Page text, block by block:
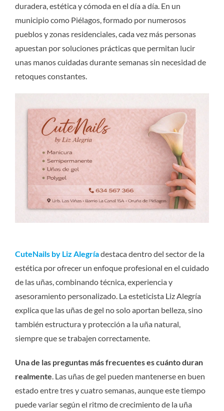
duradera, estética y cómoda en el día a día. En un
municipio como Piélagos, formado por numerosos
pueblos y zonas residenciales, cada vez más personas
apuestan por soluciones prácticas que permitan lucir
unas manos cuidadas durante semanas sin necesidad de
retoques constantes.
CuteNails by Liz Alegríadestaca dentro del sector de la
estética por ofrecer un enfoque profesional en el cuidado
de las uñas, combinando técnica, experiencia y
asesoramiento personalizado. La esteticista Liz Alegría
explica que las uñas de gel no solo aportan belleza, sino
también estructura y protección a la uña natural,
siempre que se trabajen correctamente.
Una de las preguntas más frecuentes es cuánto duran
realmente. Las uñas de gel pueden mantenerse en buen
estado entre tres y cuatro semanas, aunque este tiempo
puede variar según el ritmo de crecimiento de la uña